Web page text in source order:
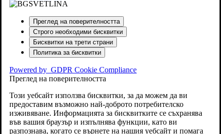
Преглед на поверителността
Строго необходими бисквитки
Бисквитки на трети страни
Политика за бисквитки
Powered by GDPR Cookie Compliance
Преглед на поверителността
Този уебсайт използва бисквитки, за да можем да ви
предоставим възможно най-доброто потребителско
изживяване. Информацията за бисквитките се съхранява
във вашия браузър и изпълнява функции, като ви
разпознава, когато се върнете на нашия уебсайт и помага